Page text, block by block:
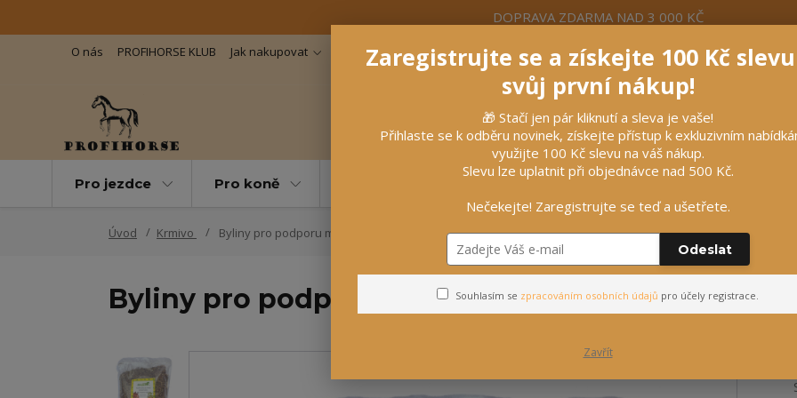
DOPRAVA ZDARMA NAD 3 000 KČ
O nás PROFIHORSE KLUB Jak nakupovat Důležité informace Více Nevíte si rady? Zavolejte. +420
Pro jezdce Pro koně Vybavení stájí
Úvod Krmivo Byliny pro podporu metabolismu, 1 kg
Byliny pro podporu metabolismu, 1 kg
Zaregistrujte se a získejte 100 Kč
svůj první nákup!
🎁 Stačí jen pár kliknutí a sleva je vaše!
Přihlaste se k odběru novinek, získejte přístup k exkluzivním
využijte 100 Kč slevu na váš nákup.
Slevu lze uplatnit při objednávce nad 500 Kč.
Nečekejte! Zaregistrujte se teď a ušetřete.
Odeslat
Souhlasím se zpracováním osobních údajů pro účely registrace.
Zavřít